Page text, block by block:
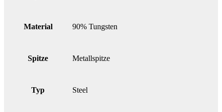
Material 90% Tungsten
Spitze Metallspitze
Typ Steel